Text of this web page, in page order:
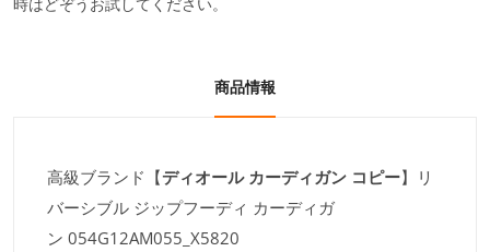
商品情報
高級ブランド【ディオール カーディガン コピー】リ
バーシブル ジップフーディ カーディガ
ン 054G12AM055_X5820